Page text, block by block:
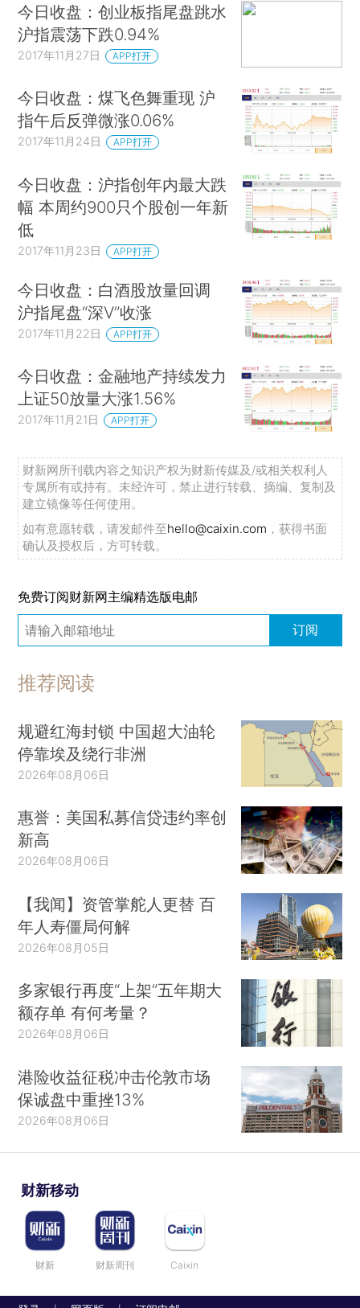
今日收盘：创业板指尾盘跳水
沪指震荡下跌0.94%
2017年11月27日 APP打开
今日收盘：煤飞色舞重现 沪
指午后反弹微涨0.06%
2017年11月24日 APP打开
今日收盘：沪指创年内最大跌
幅 本周约900只个股创一年新
低
2017年11月23日 APP打开
今日收盘：白酒股放量回调
沪指尾盘“深V”收涨
2017年11月22日 APP打开
今日收盘：金融地产持续发力
上证50放量大涨1.56%
2017年11月21日 APP打开
财新网所刊载内容之知识产权为财新传媒及/或相关权利人
专属所有或持有。未经许可，禁止进行转载、摘编、复制及
建立镜像等任何使用。
如有意愿转载，请发邮件至hello@caixin.com ，获得书面
确认及授权后，方可转载。
免费订阅财新网主编精选版电邮
订阅
推荐阅读
规避红海封锁 中国超大油轮
停靠埃及绕行非洲
2026年08月06日
惠誉：美国私募信贷违约率创
新高
2026年08月06日
【我闻】资管掌舵人更替 百
年人寿僵局何解
2026年08月05日
多家银行再度“上架”五年期大
额存单 有何考量？
2026年08月06日
港险收益征税冲击伦敦市场
保诚盘中重挫13%
2026年08月06日
财新移动
财新 财新周刊 Caixin